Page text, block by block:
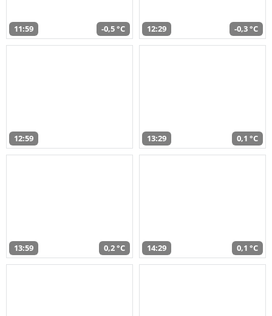
11:59 -0,5 °C 12:29 -0,3 °C
12:59 13:29 0,1 °C
13:59 0,2 °C 14:29 0,1 °C